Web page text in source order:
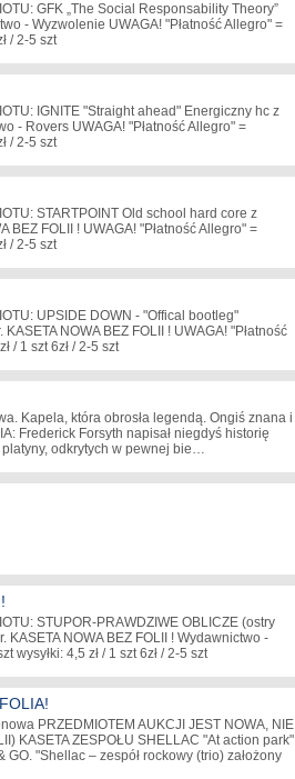
GFK „The Social Responsability Theory”
- Wyzwolenie UWAGA! "Płatność Allegro" =
/ 2-5 szt
IGNITE "Straight ahead" Energiczny hc z
- Rovers UWAGA! "Płatność Allegro" =
/ 2-5 szt
STARTPOINT Old school hard core z
BEZ FOLII ! UWAGA! "Płatność Allegro" =
/ 2-5 szt
UPSIDE DOWN - "Offical bootleg"
NOWA BEZ FOLII ! UWAGA! "Płatność
/ 1 szt 6zł / 2-5 szt
Kapela, która obrosła legendą. Ongiś znana i
Frederick Forsyth napisał niegdyś historię
odkrytych w pewnej bie…
STUPOR-PRAWDZIWE OBLICZE (ostry
NOWA BEZ FOLII ! Wydawnictwo -
wysyłki: 4,5 zł / 1 szt 6zł / 2-5 szt
PRZEDMIOTEM AUKCJI JEST NOWA, NIE
KASETA ZESPOŁU SHELLAC "At action park"
GO. "Shellac – zespół rockowy (trio) założony